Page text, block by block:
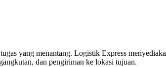
yang menantang. Logistik Express
dan pengiriman ke lokasi tujuan.